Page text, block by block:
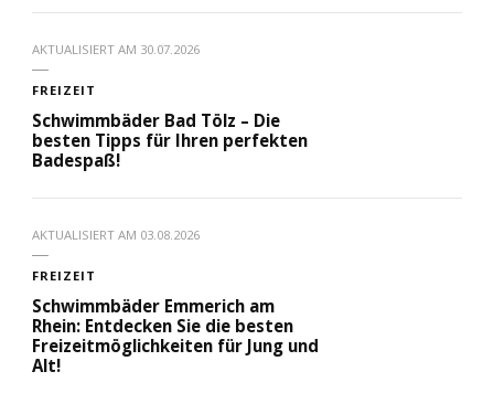
AKTUALISIERT AM 30.07.2026
FREIZEIT
Schwimmbäder Bad Tölz – Die
besten Tipps für Ihren perfekten
Badespaß!
AKTUALISIERT AM 03.08.2026
FREIZEIT
Schwimmbäder Emmerich am
Rhein: Entdecken Sie die besten
Freizeitmöglichkeiten für Jung und
Alt!